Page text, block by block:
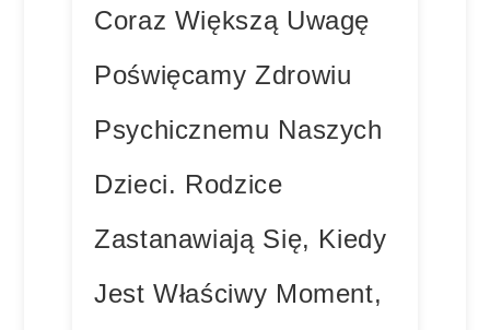
Coraz Większą Uwagę
Poświęcamy Zdrowiu
Psychicznemu Naszych
Dzieci. Rodzice
Zastanawiają Się, Kiedy
Jest Właściwy Moment,